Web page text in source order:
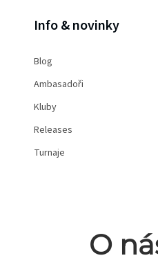
Info & novinky
Blog
Ambasadoři
Kluby
Releases
Turnaje
O